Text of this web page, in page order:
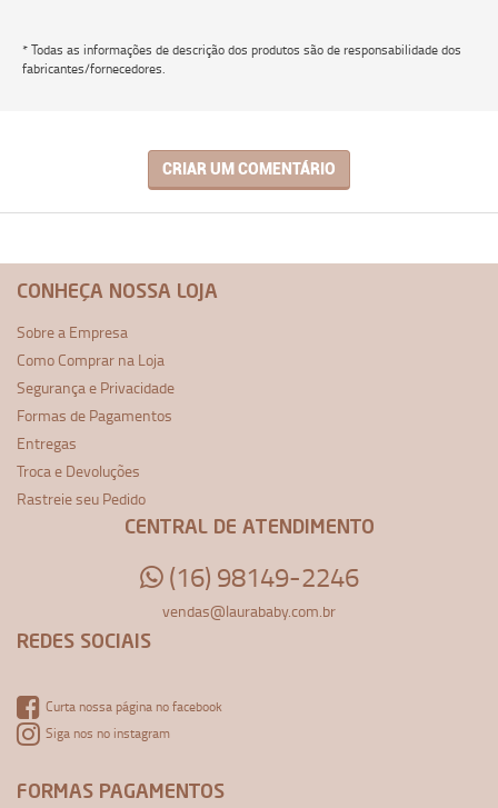
* Todas as informações de descrição dos produtos são de responsabilidade dos
fabricantes/fornecedores.
CRIAR UM COMENTÁRIO
CONHEÇA NOSSA LOJA
Sobre a Empresa
Como Comprar na Loja
Segurança e Privacidade
Formas de Pagamentos
Entregas
Troca e Devoluções
Rastreie seu Pedido
CENTRAL DE ATENDIMENTO
(16) 98149-2246
vendas@laurababy.com.br
REDES SOCIAIS
Curta nossa página no facebook
Siga nos no instagram
FORMAS PAGAMENTOS